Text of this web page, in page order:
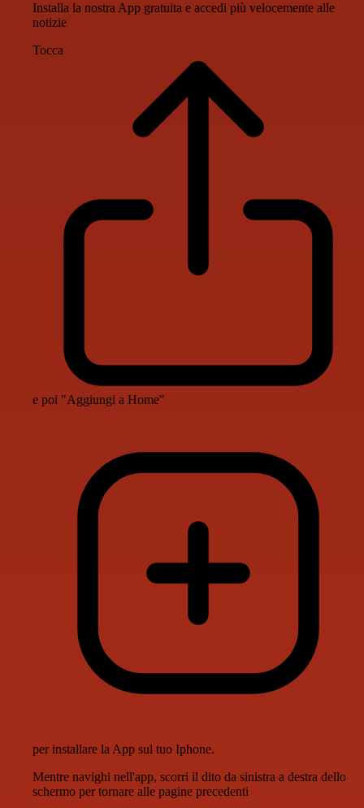
Installa la nostra App gratuita e accedi più velocemente alle
notizie
Tocca
e poi "Aggiungi a Home"
per installare la App sul tuo Iphone.
Mentre navighi nell'app, scorri il dito da sinistra a destra dello
schermo per tornare alle pagine precedenti